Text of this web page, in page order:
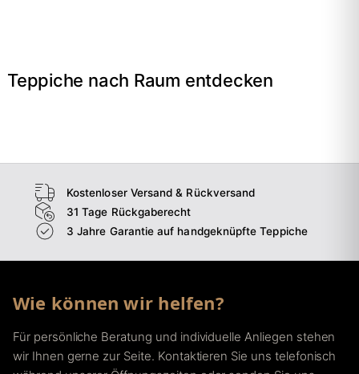
Teppiche nach Raum entdecken
Wohnzimmer
Kostenloser Versand & Rückversand
31 Tage Rückgaberecht
3 Jahre Garantie auf handgeknüpfte Teppiche
Wie können wir helfen?
Für persönliche Beratung und individuelle Anliegen stehen
wir Ihnen gerne zur Seite. Kontaktieren Sie uns telefonisch